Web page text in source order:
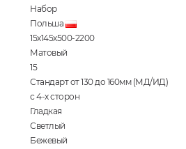
Набор
Польша
15х145х500-2200
Матовый
15
Стандарт от 130 до 160мм (МД/ИД)
с 4-х сторон
Гладкая
Светлый
Бежевый